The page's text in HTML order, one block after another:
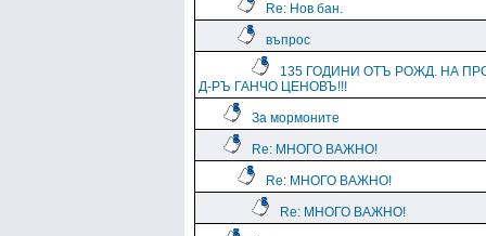
Re: Нов бан.
въпрос
135 ГОДИНИ ОТЪ РОЖД. НА
Д-РЪ ГАНЧО ЦЕНОВЪ!!!
За мормоните
Re: МНОГО ВАЖНО!
Re: МНОГО ВАЖНО!
Re: МНОГО ВАЖНО!